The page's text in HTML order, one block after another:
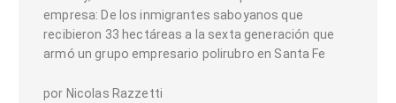
empresa: De los inmigrantes saboyanos que
recibieron 33 hectáreas a la sexta generación que
armó un grupo empresario polirubro en Santa Fe
por Nicolas Razzetti